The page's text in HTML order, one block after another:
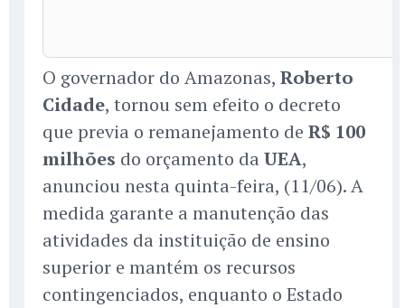
O governador do Amazonas, Roberto
Cidade, tornou sem efeito o decreto
que previa o remanejamento de R$ 100
milhões do orçamento da UEA,
anunciou nesta quinta-feira, (11/06). A
medida garante a manutenção das
atividades da instituição de ensino
superior e mantém os recursos
contingenciados, enquanto o Estado